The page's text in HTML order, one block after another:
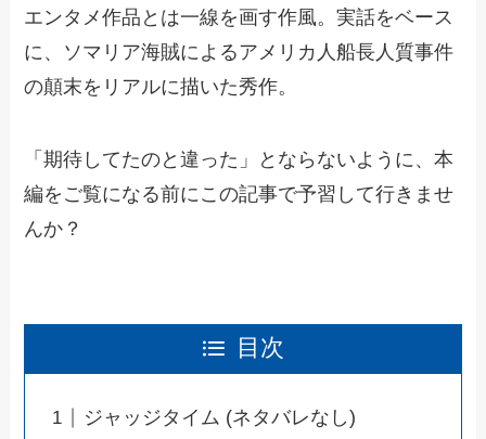
エンタメ作品とは一線を画す作風。実話をベース
に、ソマリア海賊によるアメリカ人船長人質事件
の顛末をリアルに描いた秀作。
「期待してたのと違った」とならないように、本
編をご覧になる前にこの記事で予習して行きませ
んか？
目次
ジャッジタイム (ネタバレなし)